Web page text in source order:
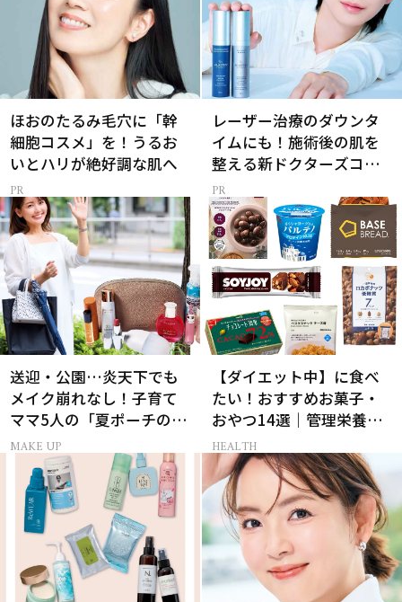
ほおのたるみ毛穴に「幹
細胞コスメ」を！うるお
いとハリが絶好調な肌へ
レーザー治療のダウンタ
イムにも！施術後の肌を
整える新ドクターズコス
メ
送迎・公園…炎天下でも
メイク崩れなし！子育て
ママ5人の「夏ポーチの中
身」
MAKE UP
【ダイエット中】に食べ
たい！おすすめお菓子・
おやつ14選｜管理栄養士
監修
HEALTH